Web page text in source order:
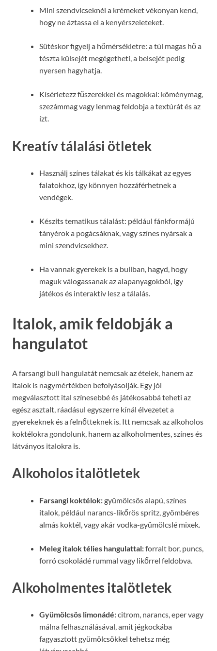
Mini szendvicseknél a krémeket vékonyan kend,
hogy ne áztassa el a kenyérszeleteket.
Sütéskor figyelj a hőmérsékletre: a túl magas hő a
tészta külsejét megégetheti, a belsejét pedig
nyersen hagyhatja.
Kísérletezz fűszerekkel és magokkal: köménymag,
szezámmag vagy lenmag feldobja a textúrát és az
ízt.
Kreatív tálalási ötletek
Használj színes tálakat és kis tálkákat az egyes
falatokhoz, így könnyen hozzáférhetnek a
vendégek.
Készíts tematikus tálalást: például fánkformájú
tányérok a pogácsáknak, vagy színes nyársak a
mini szendvicsekhez.
Ha vannak gyerekek is a buliban, hagyd, hogy
maguk válogassanak az alapanyagokból, így
játékos és interaktív lesz a tálalás.
Italok, amik feldobják a
hangulatot
A farsangi buli hangulatát nemcsak az ételek, hanem az
italok is nagymértékben befolyásolják. Egy jól
megválasztott ital színesebbé és játékosabbá teheti az
egész asztalt, ráadásul egyszerre kínál élvezetet a
gyerekeknek és a felnőtteknek is. Itt nemcsak az alkoholos
koktélokra gondolunk, hanem az alkoholmentes, színes és
látványos italokra is.
Alkoholos italötletek
Farsangi koktélok:gyümölcsös alapú, színes
italok, például narancs-likőrös spritz, gyömbéres
almás koktél, vagy akár vodka-gyümölcslé mixek.
Meleg italok télies hangulattal:forralt bor, puncs,
forró csokoládé rummal vagy likőrrel feldobva.
Alkoholmentes italötletek
Gyümölcsös limonádé:citrom, narancs, eper vagy
málna felhasználásával, amit jégkockába
fagyasztott gyümölcsökkel tehetsz még